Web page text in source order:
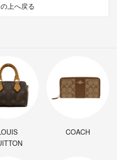
上へ戻る
COACH